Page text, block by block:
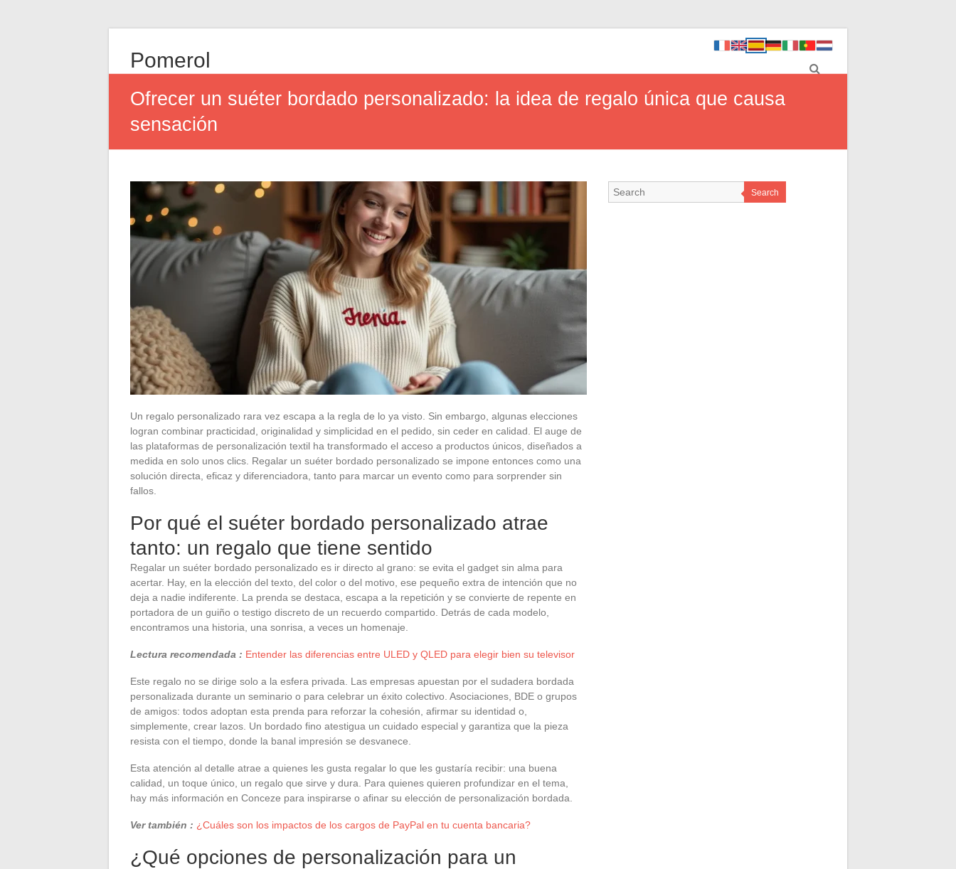
Pomerol
Ofrecer un suéter bordado personalizado: la idea de regalo única que causa
sensación
Un regalo personalizado rara vez escapa a la regla de lo ya visto. Sin embargo, algunas elecciones
logran combinar practicidad, originalidad y simplicidad en el pedido, sin ceder en calidad. El auge de
las plataformas de personalización textil ha transformado el acceso a productos únicos, diseñados a
medida en solo unos clics. Regalar un suéter bordado personalizado se impone entonces como una
solución directa, eficaz y diferenciadora, tanto para marcar un evento como para sorprender sin
fallos.
Por qué el suéter bordado personalizado atrae
tanto: un regalo que tiene sentido
Regalar un suéter bordado personalizado es ir directo al grano: se evita el gadget sin alma para
acertar. Hay, en la elección del texto, del color o del motivo, ese pequeño extra de intención que no
deja a nadie indiferente. La prenda se destaca, escapa a la repetición y se convierte de repente en
portadora de un guiño o testigo discreto de un recuerdo compartido. Detrás de cada modelo,
encontramos una historia, una sonrisa, a veces un homenaje.
Lectura recomendada : Entender las diferencias entre ULED y QLED para elegir bien su televisor
Este regalo no se dirige solo a la esfera privada. Las empresas apuestan por el sudadera bordada
personalizada durante un seminario o para celebrar un éxito colectivo. Asociaciones, BDE o grupos
de amigos: todos adoptan esta prenda para reforzar la cohesión, afirmar su identidad o,
simplemente, crear lazos. Un bordado fino atestigua un cuidado especial y garantiza que la pieza
resista con el tiempo, donde la banal impresión se desvanece.
Esta atención al detalle atrae a quienes les gusta regalar lo que les gustaría recibir: una buena
calidad, un toque único, un regalo que sirve y dura. Para quienes quieren profundizar en el tema,
hay más información en Conceze para inspirarse o afinar su elección de personalización bordada.
Ver también : ¿Cuáles son los impactos de los cargos de PayPal en tu cuenta bancaria?
¿Qué opciones de personalización para un
Search